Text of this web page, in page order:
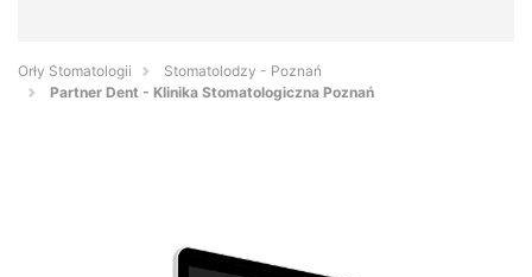
Orły Stomatologii
Stomatolodzy - Poznań
Partner Dent - Klinika Stomatologiczna Poznań